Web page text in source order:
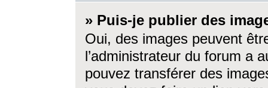
» Puis-je publier des
Oui, des images peuvent
l’administrateur du forum a
pouvez transférer des